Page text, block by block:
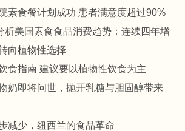
素食餐计划成功 患者满意度超过90%
析美国素食食品消费趋势：连续四年增
向植物性选择
食指南 建议要以植物性饮食为主
奶即将问世，抛开乳糖与胆固醇带来
减少，纽西兰的食品革命